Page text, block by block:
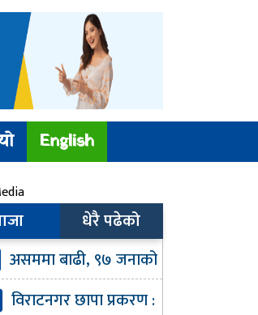
English
धेरै पढेको
असममा बाढी, ९७ जनाको
विराटनगर छापा प्रकरण :